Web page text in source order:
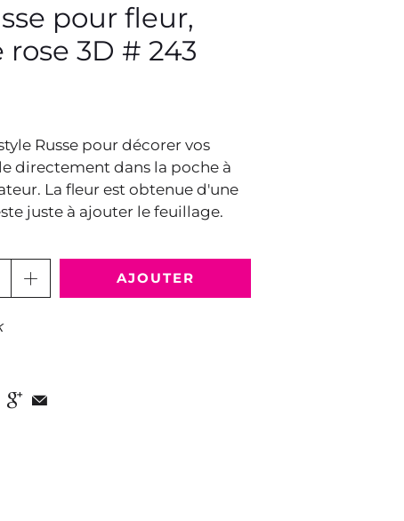
pour fleur,
3D # 243
Russe pour décorer vos
directement dans la poche à
La fleur est obtenue d'une
juste à ajouter le feuillage.
AJOUTER